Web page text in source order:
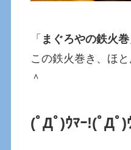
「 まぐろやの鉄火巻
この鉄火巻き、ほ
＾
(ﾟДﾟ)ｳﾏｰ!(ﾟДﾟ)